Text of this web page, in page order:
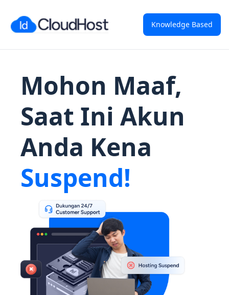
Knowledge Based
Mohon Maaf,
Saat Ini Akun
Anda Kena
Suspend!